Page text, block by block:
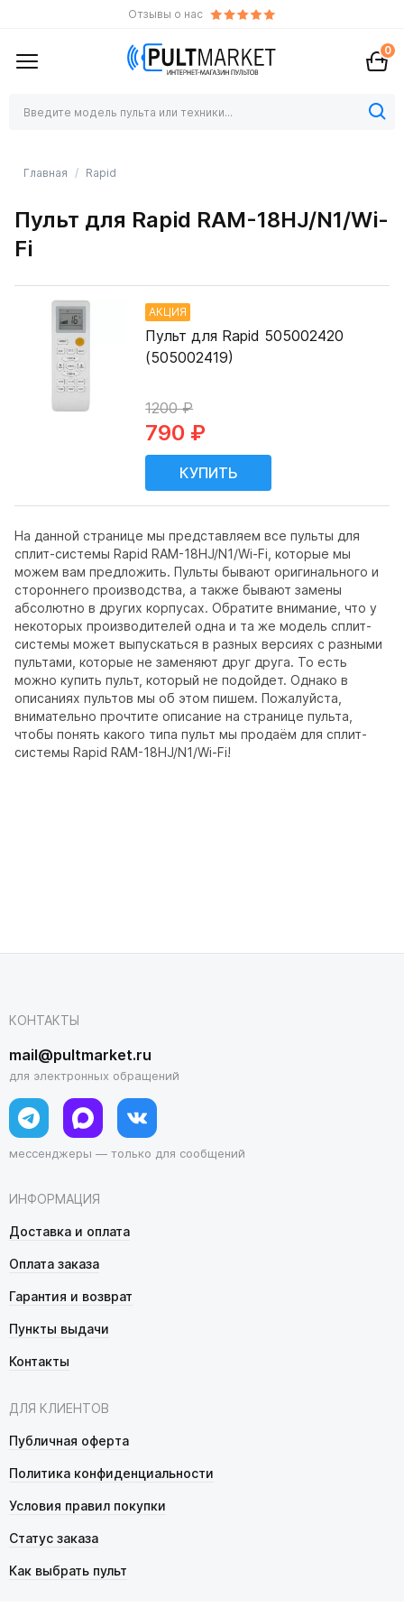
Отзывы о нас
0
Главная Rapid
Пульт для Rapid RAM-18HJ/N1/Wi-
Fi
На данной странице мы представляем все пульты для
сплит-системы Rapid RAM-18HJ/N1/Wi-Fi, которые мы
можем вам предложить. Пульты бывают оригинального и
стороннего производства, а также бывают замены
абсолютно в других корпусах. Обратите внимание, что у
некоторых производителей одна и та же модель сплит-
системы может выпускаться в разных версиях с разными
пультами, которые не заменяют друг друга. То есть
можно купить пульт, который не подойдет. Однако в
описаниях пультов мы об этом пишем. Пожалуйста,
внимательно прочтите описание на странице пульта,
чтобы понять какого типа пульт мы продаём для сплит-
системы Rapid RAM-18HJ/N1/Wi-Fi!
АКЦИЯ
Пульт для Rapid 505002420
(505002419)
1200 ₽
790 ₽
ИНФОРМАЦИЯ
Доставка и оплата
Оплата заказа
Гарантия и возврат
Пункты выдачи
Контакты
ДЛЯ КЛИЕНТОВ
Публичная оферта
Политика конфиденциальности
Условия правил покупки
Статус заказа
Как выбрать пульт
КОНТАКТЫ
mail@pultmarket.ru
для электронных обращений
мессенджеры — только для сообщений